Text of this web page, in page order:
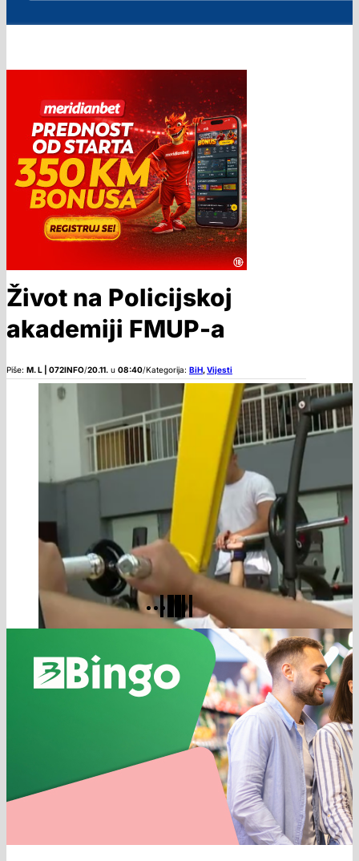
Život na Policijskoj
akademiji FMUP-a
Piše: M. L | 072INFO/20.11. u 08:40/Kategorija: BiH,Vijesti